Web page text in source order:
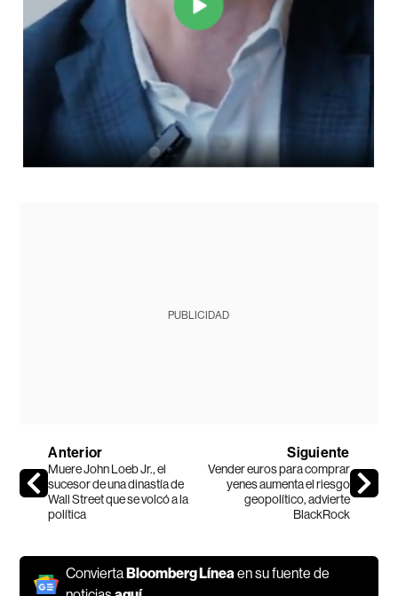
PUBLICIDAD
Anterior
Muere John Loeb Jr., el
sucesor de una dinastía de
Wall Street que se volcó a la
política
Siguiente
Vender euros para comprar
yenes aumenta el riesgo
geopolítico, advierte
BlackRock
ConviertaBloomberg Líneaen su fuente de